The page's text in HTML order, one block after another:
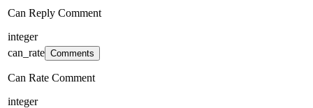
Can Reply Comment
integer
can_rate Comments
Can Rate Comment
integer